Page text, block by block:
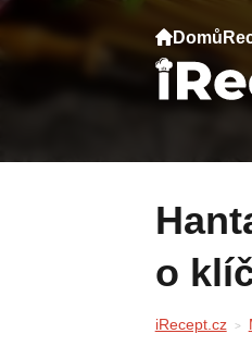
Domů
Hantavirus na lodi v Atlantiku — WHO mlčí
o
iRecept.cz